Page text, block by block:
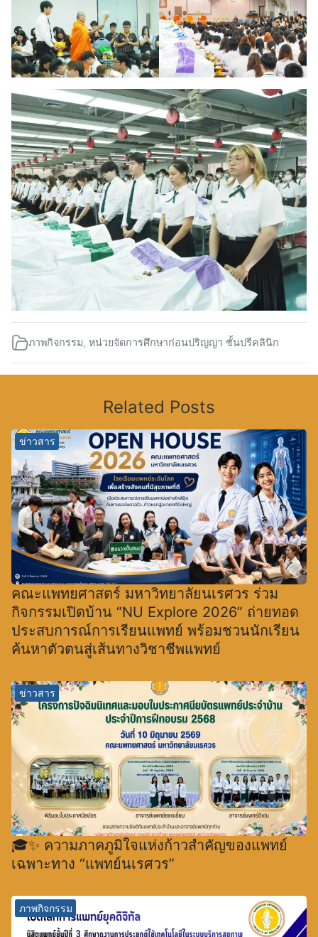
ภาพกิจกรรม, หน่วยจัดการศึกษาก่อนปริญญา ชั้นปรีคลินิก
Related Posts
ข่าวสาร
คณะแพทยศาสตร์ มหาวิทยาลัยนเรศวร ร่วม
กิจกรรมเปิดบ้าน “NU Explore 2026” ถ่ายทอด
ประสบการณ์การเรียนแพทย์ พร้อมชวนนักเรียน
ค้นหาตัวตนสู่เส้นทางวิชาชีพแพทย์
ข่าวสาร
🎓✨ ความภาคภูมิใจแห่งก้าวสำคัญของแพทย์
เฉพาะทาง “แพทย์นเรศวร”
ภาพกิจกรรม